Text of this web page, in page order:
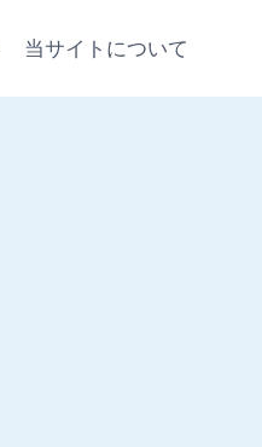
当サイトについて